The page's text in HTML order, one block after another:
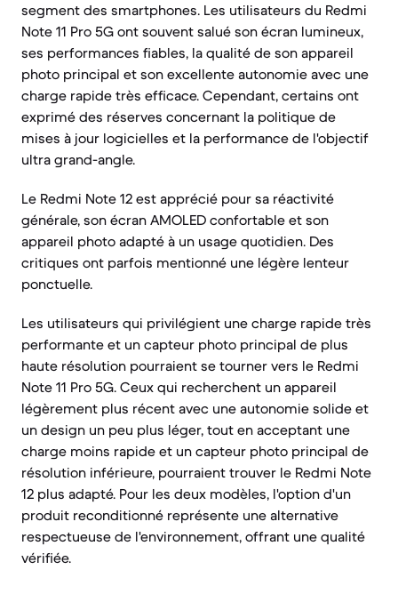
segment des smartphones. Les utilisateurs du Redmi
Note 11 Pro 5G ont souvent salué son écran lumineux,
ses performances fiables, la qualité de son appareil
photo principal et son excellente autonomie avec une
charge rapide très efficace. Cependant, certains ont
exprimé des réserves concernant la politique de
mises à jour logicielles et la performance de l'objectif
ultra grand-angle.
Le Redmi Note 12 est apprécié pour sa réactivité
générale, son écran AMOLED confortable et son
appareil photo adapté à un usage quotidien. Des
critiques ont parfois mentionné une légère lenteur
ponctuelle.
Les utilisateurs qui privilégient une charge rapide très
performante et un capteur photo principal de plus
haute résolution pourraient se tourner vers le Redmi
Note 11 Pro 5G. Ceux qui recherchent un appareil
légèrement plus récent avec une autonomie solide et
un design un peu plus léger, tout en acceptant une
charge moins rapide et un capteur photo principal de
résolution inférieure, pourraient trouver le Redmi Note
12 plus adapté. Pour les deux modèles, l'option d'un
produit reconditionné représente une alternative
respectueuse de l'environnement, offrant une qualité
vérifiée.